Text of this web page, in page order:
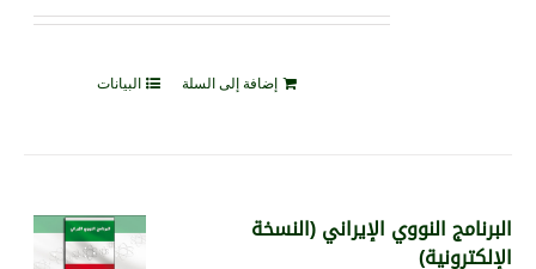
إضافة إلى السلة البيانات
البرنامج النووي الإيراني (النسخة
الإلكترونية)